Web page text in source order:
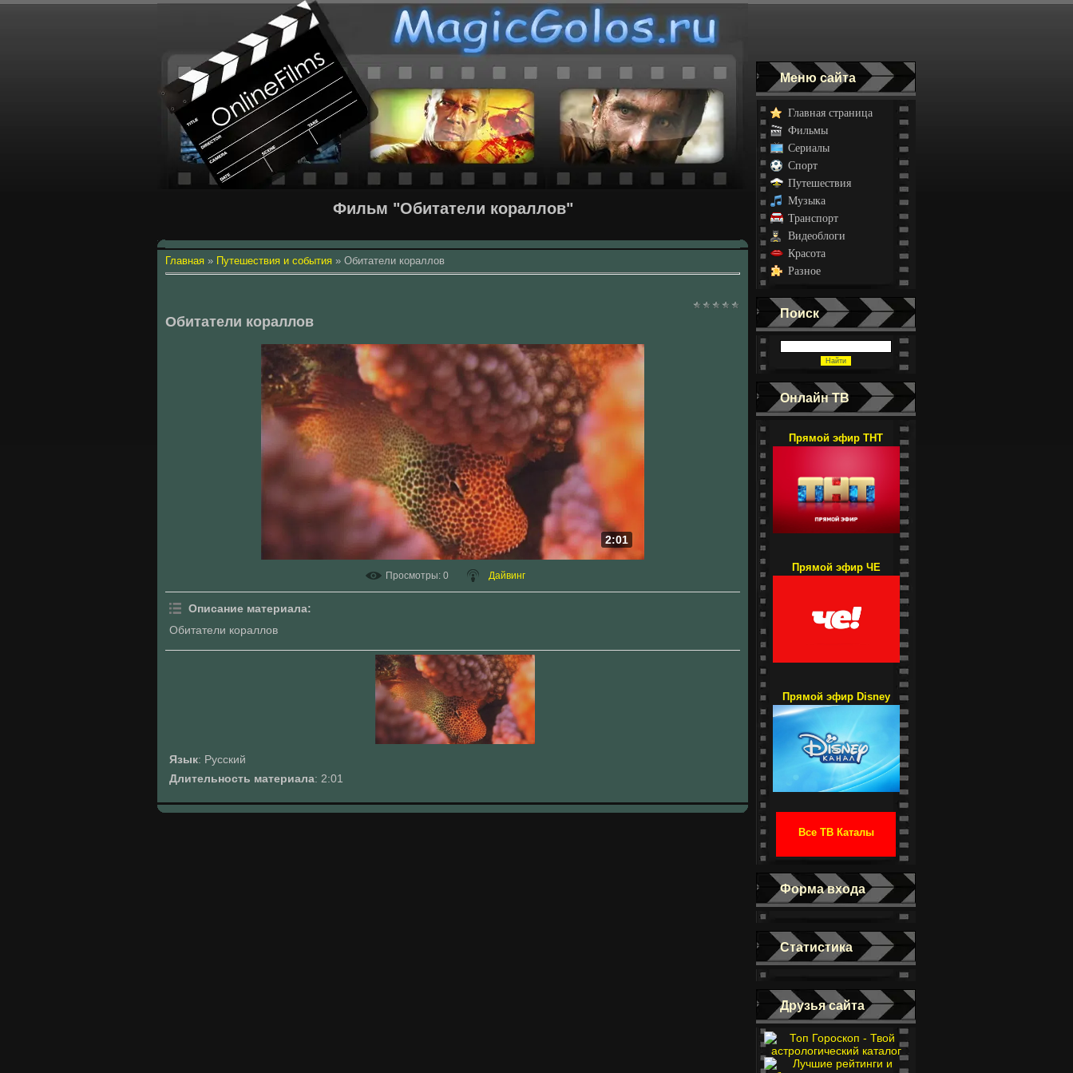
Фильм "Обитатели кораллов"
Главная » Путешествия и события » Обитатели кораллов
Обитатели кораллов
2:01
Просмотры: 0 Дайвинг
Описание материала:
Обитатели кораллов
Язык: Русский
Длительность материала: 2:01
Меню сайта
Главная страница
Фильмы
Сериалы
Спорт
Путешествия
Музыка
Транспорт
Видеоблоги
Красота
Разное
Поиск
Онлайн ТВ
Прямой эфир ТНТ
Прямой эфир ЧЕ
Прямой эфир Disney
Все ТВ Каталы
Форма входа
Статистика
Друзья сайта